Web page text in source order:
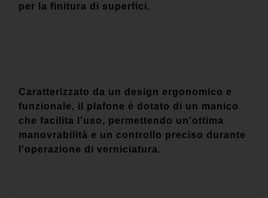
per la finitura di superfici.
Caratterizzato da un design ergonomico e
funzionale, il plafone è dotato di un manico
che facilita l'uso, permettendo un'ottima
manovrabilità e un controllo preciso durante
l'operazione di verniciatura.